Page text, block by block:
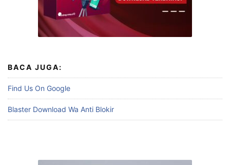
BACA JUGA:
Find Us On Google
Blaster Download Wa Anti Blokir